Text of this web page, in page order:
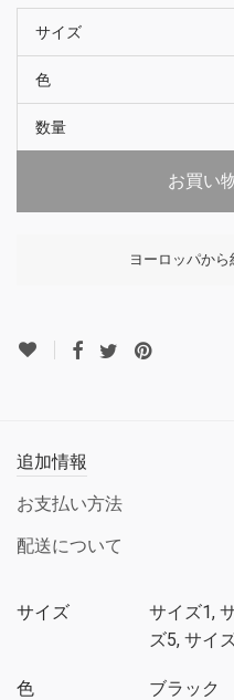
サイズ
色
数量
お買い
ヨーロッパか
追加情報
お支払い方法
配送について
サイズ
サイズ1,
ズ5, サイ
色 ブラック